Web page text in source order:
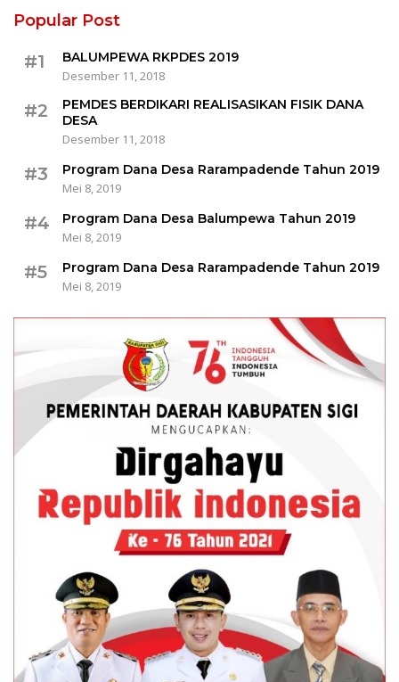
Popular Post
#1
BALUMPEWA RKPDES 2019
Desember 11, 2018
#2
PEMDES BERDIKARI REALISASIKAN FISIK DANA
DESA
Desember 11, 2018
#3
Program Dana Desa Rarampadende Tahun 2019
Mei 8, 2019
#4
Program Dana Desa Balumpewa Tahun 2019
Mei 8, 2019
#5
Program Dana Desa Rarampadende Tahun 2019
Mei 8, 2019